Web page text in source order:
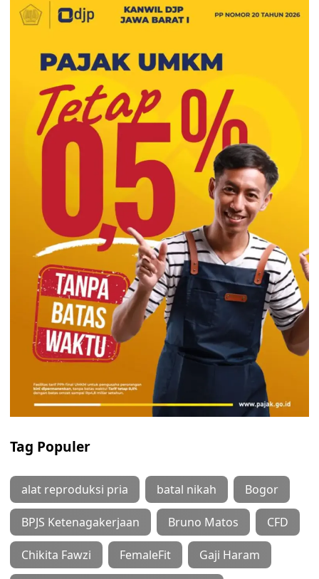
Tag Populer
alat reproduksi pria batal nikah Bogor
BPJS Ketenagakerjaan Bruno Matos CFD
Chikita Fawzi FemaleFit Gaji Haram